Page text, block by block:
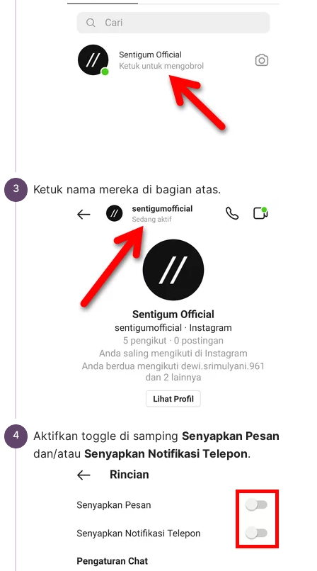
Ketuk nama mereka di bagian atas.
Aktifkan toggle di samping Senyapkan Pesan
dan/atau Senyapkan Notifikasi Telepon.